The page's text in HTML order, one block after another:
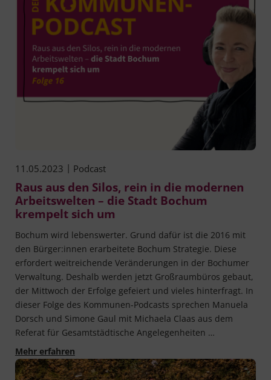
11.05.2023 | Podcast
Raus aus den Silos, rein in die modernen
Arbeitswelten – die Stadt Bochum
krempelt sich um
Bochum wird lebens­wer­ter. Grund dafür ist die 2016 mit
den Bürger:innen erar­bei­te­te Bochum Stra­te­gie. Die­se
erfor­dert weit­rei­chen­de Ver­än­de­run­gen in der Bochu­mer
Ver­wal­tung. Des­halb wer­den jetzt Groß­raum­bü­ros gebaut,
der Mitt­woch der Erfol­ge gefei­ert und vie­les hinterfragt. In
die­ser Fol­ge des Kom­mu­nen-Pod­casts spre­chen Manue­la
Dorsch und Simo­ne Gaul mit Michae­la Claas aus dem
Refe­rat für Gesamt­städ­ti­sche Ange­le­gen­hei­ten …
Mehr erfahrenRaus aus den Silos, rein in die modernen